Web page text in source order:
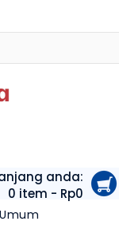
anda:
0 item - Rp0